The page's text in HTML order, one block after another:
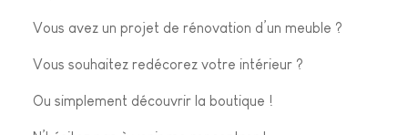
Vous avez un projet de rénovation d’un meuble ?
Vous souhaitez redécorez votre intérieur ?
Ou simplement découvrir la boutique !